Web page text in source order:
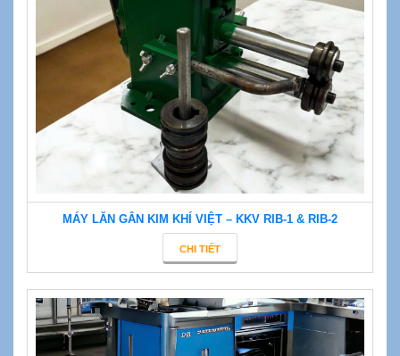
MÁY LĂN GÂN KIM KHÍ VIỆT – KKV RIB-1 & RIB-2
CHI TIẾT